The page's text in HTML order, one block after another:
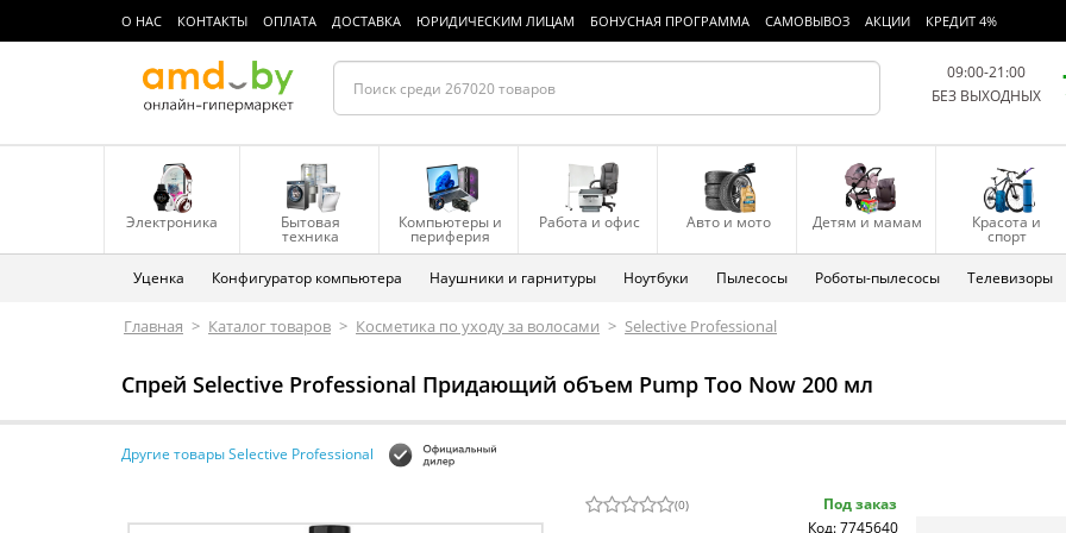
О НАС КОНТАКТЫ ОПЛАТА ДОСТАВКА ЮРИДИЧЕСКИМ ЛИЦАМ БОНУСНАЯ ПРОГРАММА САМОВЫВОЗ АКЦИИ КРЕДИТ 4%
09:00-21:00
БЕЗ ВЫХОДНЫХ
Электроника Бытовая
техника
Компьютеры и
периферия
Работа и офис Авто и мото Детям и мамам Красота и
спорт
Уценка Конфигуратор компьютера Наушники и гарнитуры Ноутбуки Пылесосы Роботы-пылесосы Телевизоры
Главная > Каталог товаров > Косметика по уходу за волосами > Selective Professional
Спрей Selective Professional Придающий объем Pump Too Now 200 мл
Другие товары Selective Professional
(0)
Под заказ
Код: 7745640